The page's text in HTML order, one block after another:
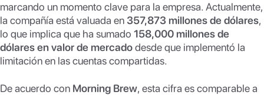
marcando un momento clave para la empresa. Actualmente,
la compañía está valuada en 357,873 millones de dólares,
lo que implica que ha sumado 158,000 millones de
dólares en valor de mercadodesde que implementó la
limitación en las cuentas compartidas.
De acuerdo con Morning Brew, esta cifra es comparable a